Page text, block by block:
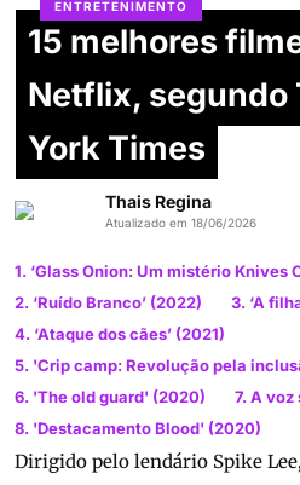
ENTRETENIMENTO
15 melhores
Netflix, segundo
York Times
Thais Regina
Atualizado em 18/06/2026
1. ‘Glass Onion: Um mistério Knives
2. ‘Ruído Branco’ (2022)
3. ‘A
4. ‘Ataque dos cães’ (2021)
5. 'Crip camp: Revolução pela
6. 'The old guard' (2020)
7. A
8. 'Destacamento Blood' (2020)
Dirigido pelo lendário Spike